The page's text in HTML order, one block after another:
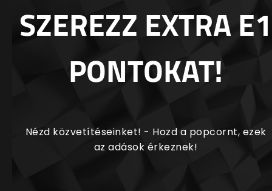
SZEREZZ EXTRA E1
PONTOKAT!
Nézd közvetítéseinket! - Hozd a popcornt, ezek
az adások érkeznek!